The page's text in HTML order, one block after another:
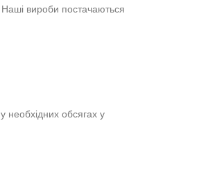
Наші вироби постачаються
необхідних обсягах у